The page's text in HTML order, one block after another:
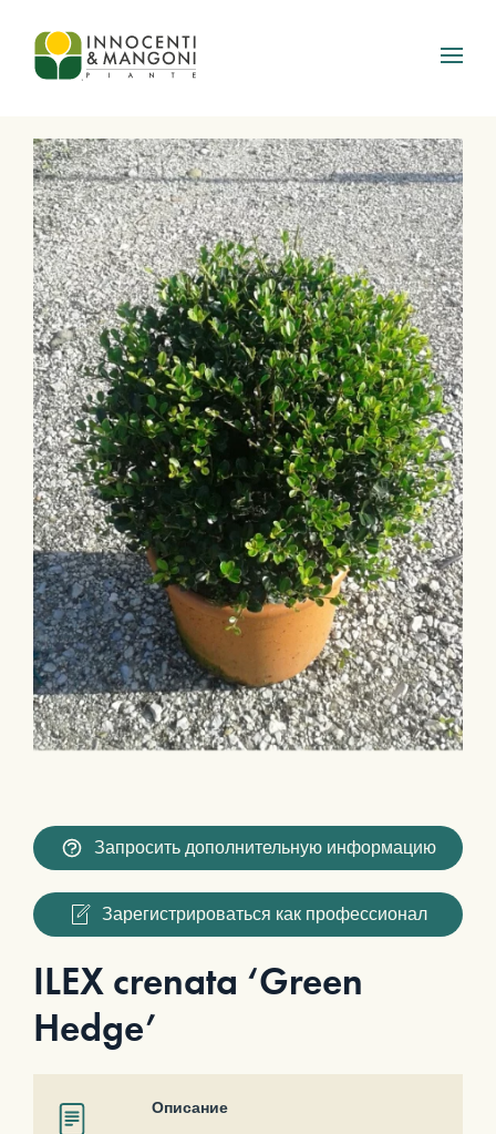
Skip to main content
Запросить дополнительную информацию
Зарегистрироваться как профессионал
ILEX crenata ‘Green
Hedge’
Описание